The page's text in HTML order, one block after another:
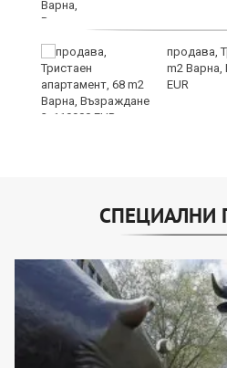
продава,
m2 Варна,
EUR
СПЕЦИАЛНИ